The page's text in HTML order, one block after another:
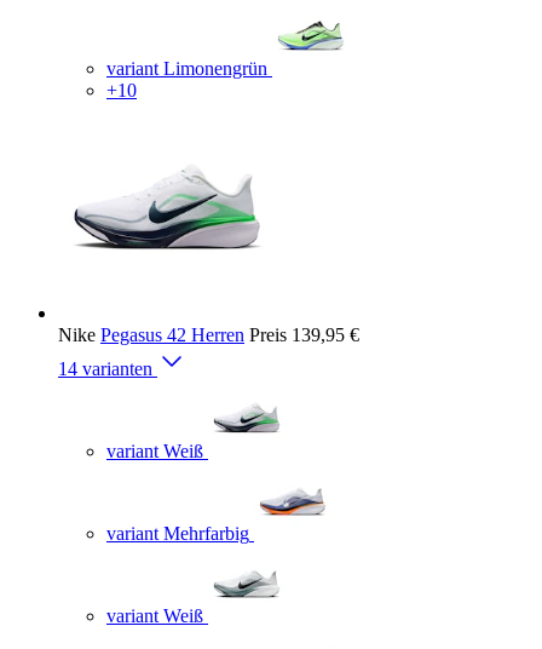
variant Limonengrün
+10
Nike Pegasus 42 Herren Preis 139,95 €
14 varianten
variant Weiß
variant Mehrfarbig
variant Weiß